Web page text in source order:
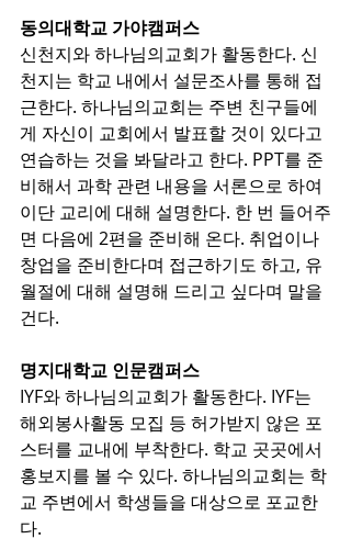
동의대학교 가야캠퍼스
신천지와 하나님의교회가 활동한다. 신
천지는 학교 내에서 설문조사를 통해 접
근한다. 하나님의교회는 주변 친구들에
게 자신이 교회에서 발표할 것이 있다고
연습하는 것을 봐달라고 한다. PPT를 준
비해서 과학 관련 내용을 서론으로 하여
이단 교리에 대해 설명한다. 한 번 들어주
면 다음에 2편을 준비해 온다. 취업이나
창업을 준비한다며 접근하기도 하고, 유
월절에 대해 설명해 드리고 싶다며 말을
건다.
명지대학교 인문캠퍼스
IYF와 하나님의교회가 활동한다. IYF는
해외봉사활동 모집 등 허가받지 않은 포
스터를 교내에 부착한다. 학교 곳곳에서
홍보지를 볼 수 있다. 하나님의교회는 학
교 주변에서 학생들을 대상으로 포교한
다.